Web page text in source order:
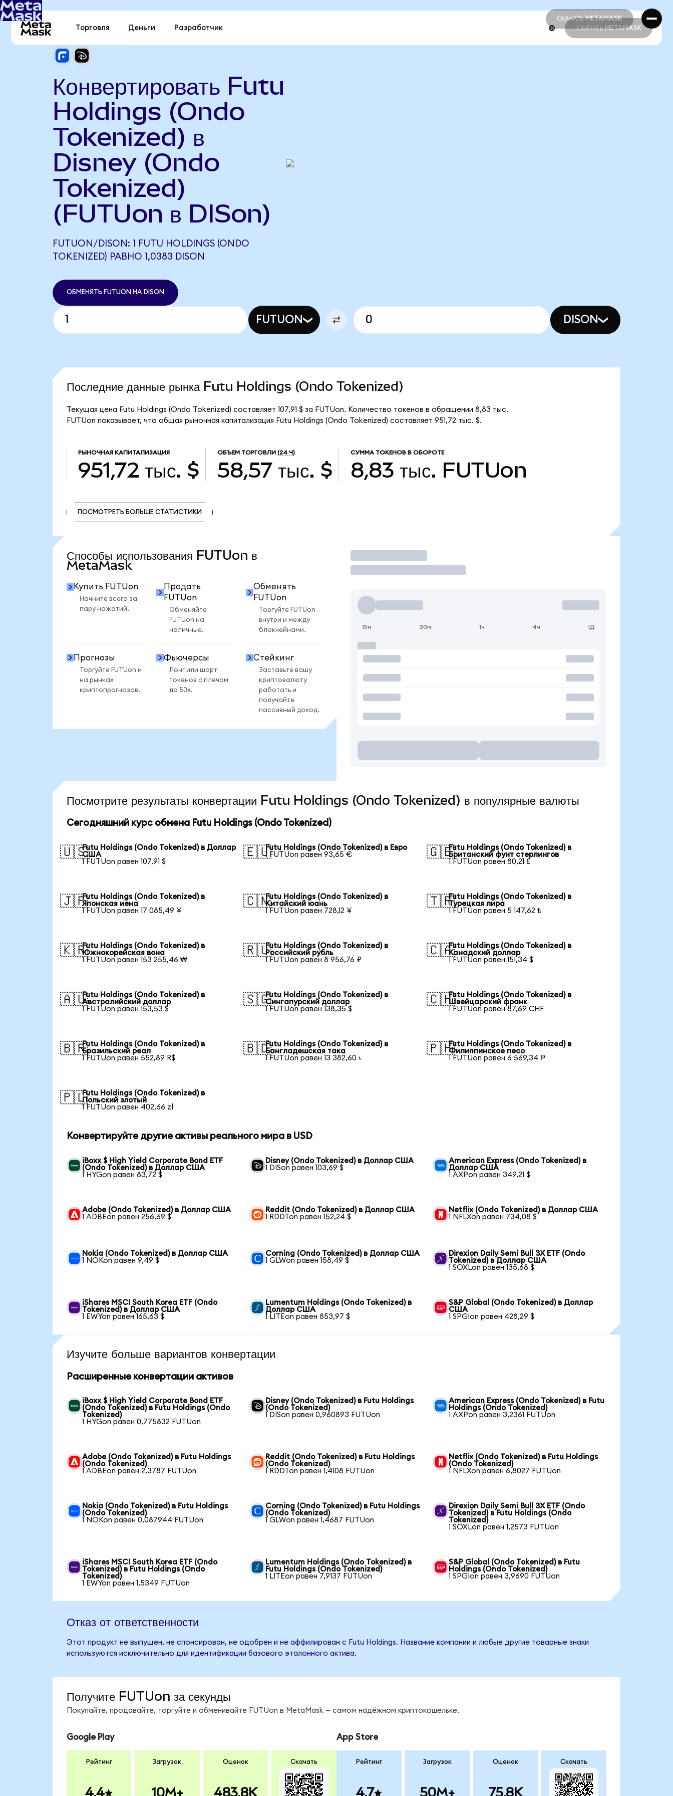
СКАЧАТЬ METAMASK
СКАЧАТЬ METAMASK
Торговля Деньги Разработчик СКАЧАТЬ METAMASK
Конвертировать Futu
Holdings (Ondo
Tokenized) в
Disney (Ondo
Tokenized)
(FUTUon в DISon)
FUTUON/DISON: 1 FUTU HOLDINGS (ONDO
TOKENIZED) РАВНО 1,0383 DISON
ОБМЕНЯТЬ FUTUON НА DISON
FUTUON DISON
Последние данные рынка Futu Holdings (Ondo Tokenized)
Текущая цена Futu Holdings (Ondo Tokenized) составляет 107,91 $ за FUTUon. Количество токенов в обращении 8,83 тыс.
FUTUon показывает, что общая рыночная капитализация Futu Holdings (Ondo Tokenized) составляет 951,72 тыс. $.
РЫНОЧНАЯ КАПИТАЛИЗАЦИЯ
951,72 тыс. $
ОБЪЕМ ТОРГОВЛИ (24 Ч)
58,57 тыс. $
СУММА ТОКЕНОВ В ОБОРОТЕ
8,83 тыс. FUTUon
ПОСМОТРЕТЬ БОЛЬШЕ СТАТИСТИКИ
Способы использования FUTUon в
MetaMask
Купить FUTUon
Начните всего за
пару нажатий.
Продать
FUTUon
Обменяйте
FUTUon на
наличные.
Обменять
FUTUon
Торгуйте FUTUon
внутри и между
блокчейнами.
Прогнозы
Торгуйте FUTUon и
на рынках
криптопрогнозов.
Фьючерсы
Лонг или шорт
токенов с плечом
до 50x.
Стейкинг
Заставьте вашу
криптовалюту
работать и
получайте
пассивный доход.
Торговать
15м 30м 1ч 4ч 1Д
Посмотрите результаты конвертации Futu Holdings (Ondo Tokenized) в популярные валюты
Сегодняшний курс обмена Futu Holdings (Ondo Tokenized)
🇺🇸Futu Holdings (Ondo Tokenized) в Доллар
США
1 FUTUon равен 107,91 $
🇪🇺Futu Holdings (Ondo Tokenized) в Евро
1 FUTUon равен 93,65 €
🇬🇧Futu Holdings (Ondo Tokenized) в
Британский фунт стерлингов
1 FUTUon равен 80,21 £
🇯🇵Futu Holdings (Ondo Tokenized) в
Японская иена
1 FUTUon равен 17 085,49 ¥
🇨🇳Futu Holdings (Ondo Tokenized) в
Китайский юань
1 FUTUon равен 728,12 ¥
🇹🇷Futu Holdings (Ondo Tokenized) в
Турецкая лира
1 FUTUon равен 5 147,62 ₺
🇰🇷Futu Holdings (Ondo Tokenized) в
Южнокорейская вона
1 FUTUon равен 153 255,46 ₩
🇷🇺Futu Holdings (Ondo Tokenized) в
Российский рубль
1 FUTUon равен 8 956,76 ₽
🇨🇦Futu Holdings (Ondo Tokenized) в
Канадский доллар
1 FUTUon равен 151,34 $
🇦🇺Futu Holdings (Ondo Tokenized) в
Австралийский доллар
1 FUTUon равен 153,53 $
🇸🇬Futu Holdings (Ondo Tokenized) в
Сингапурский доллар
1 FUTUon равен 138,35 $
🇨🇭Futu Holdings (Ondo Tokenized) в
Швейцарский франк
1 FUTUon равен 87,69 CHF
🇧🇷Futu Holdings (Ondo Tokenized) в
Бразильский реал
1 FUTUon равен 552,89 R$
🇧🇩Futu Holdings (Ondo Tokenized) в
Бангладешская така
1 FUTUon равен 13 382,60 ৳
🇵🇭Futu Holdings (Ondo Tokenized) в
Филиппинское песо
1 FUTUon равен 6 569,34 ₱
🇵🇱Futu Holdings (Ondo Tokenized) в
Польский злотый
1 FUTUon равен 402,66 zł
Конвертируйте другие активы реального мира в USD
iBoxx $ High Yield Corporate Bond ETF
(Ondo Tokenized) в Доллар США
1 HYGon равен 83,72 $
Disney (Ondo Tokenized) в Доллар США
1 DISon равен 103,69 $
American Express (Ondo Tokenized) в
Доллар США
1 AXPon равен 349,21 $
Adobe (Ondo Tokenized) в Доллар США
1 ADBEon равен 256,69 $
Reddit (Ondo Tokenized) в Доллар США
1 RDDTon равен 152,24 $
Netflix (Ondo Tokenized) в Доллар США
1 NFLXon равен 734,08 $
Nokia (Ondo Tokenized) в Доллар США
1 NOKon равен 9,49 $
Corning (Ondo Tokenized) в Доллар США
1 GLWon равен 158,49 $
Direxion Daily Semi Bull 3X ETF (Ondo
Tokenized) в Доллар США
1 SOXLon равен 135,68 $
iShares MSCI South Korea ETF (Ondo
Tokenized) в Доллар США
1 EWYon равен 165,63 $
Lumentum Holdings (Ondo Tokenized) в
Доллар США
1 LITEon равен 853,97 $
S&P Global (Ondo Tokenized) в Доллар
США
1 SPGIon равен 428,29 $
Изучите больше вариантов конвертации
Расширенные конвертации активов
iBoxx $ High Yield Corporate Bond ETF
(Ondo Tokenized) в Futu Holdings (Ondo
Tokenized)
1 HYGon равен 0,775832 FUTUon
Disney (Ondo Tokenized) в Futu Holdings
(Ondo Tokenized)
1 DISon равен 0,960893 FUTUon
American Express (Ondo Tokenized) в Futu
Holdings (Ondo Tokenized)
1 AXPon равен 3,2361 FUTUon
Adobe (Ondo Tokenized) в Futu Holdings
(Ondo Tokenized)
1 ADBEon равен 2,3787 FUTUon
Reddit (Ondo Tokenized) в Futu Holdings
(Ondo Tokenized)
1 RDDTon равен 1,4108 FUTUon
Netflix (Ondo Tokenized) в Futu Holdings
(Ondo Tokenized)
1 NFLXon равен 6,8027 FUTUon
Nokia (Ondo Tokenized) в Futu Holdings
(Ondo Tokenized)
1 NOKon равен 0,087944 FUTUon
Corning (Ondo Tokenized) в Futu Holdings
(Ondo Tokenized)
1 GLWon равен 1,4687 FUTUon
Direxion Daily Semi Bull 3X ETF (Ondo
Tokenized) в Futu Holdings (Ondo
Tokenized)
1 SOXLon равен 1,2573 FUTUon
iShares MSCI South Korea ETF (Ondo
Tokenized) в Futu Holdings (Ondo
Tokenized)
1 EWYon равен 1,5349 FUTUon
Lumentum Holdings (Ondo Tokenized) в
Futu Holdings (Ondo Tokenized)
1 LITEon равен 7,9137 FUTUon
S&P Global (Ondo Tokenized) в Futu
Holdings (Ondo Tokenized)
1 SPGIon равен 3,9690 FUTUon
Отказ от ответственности
Этот продукт не выпущен, не спонсирован, не одобрен и не аффилирован с Futu Holdings. Название компании и любые другие товарные знаки
используются исключительно для идентификации базового эталонного актива.
Получите FUTUon за секунды
Покупайте, продавайте, торгуйте и обменивайте FUTUon в MetaMask — самом надёжном криптокошельке.
Google Play
Рейтинг
4.4
Загрузок
10M+
Оценок
483.8K
Скачать
App Store
Рейтинг
4.7
Загрузок
50M+
Оценок
75.8K
Скачать